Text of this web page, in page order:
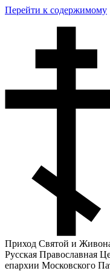
Перейти к содержимому
Приход Святой и
Русская Православная
епархии Московского